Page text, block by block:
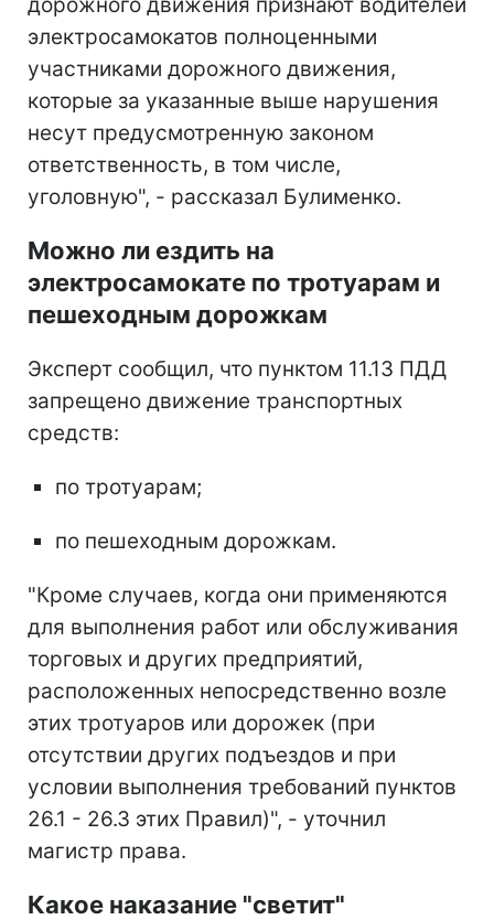
электросамокатов полноценными
участниками дорожного движения,
которые за указанные выше нарушения
несут предусмотренную законом
ответственность, в том числе,
уголовную", - рассказал Булименко.
Можно ли ездить на
электросамокате по тротуарам и
пешеходным дорожкам
Эксперт сообщил, что пунктом 11.13 ПДД
запрещено движение транспортных
средств:
по тротуарам;
по пешеходным дорожкам.
"Кроме случаев, когда они применяются
для выполнения работ или обслуживания
торговых и других предприятий,
расположенных непосредственно возле
этих тротуаров или дорожек (при
отсутствии других подъездов и при
условии выполнения требований пунктов
26.1 - 26.3 этих Правил)", - уточнил
магистр права.
Какое наказание "светит"